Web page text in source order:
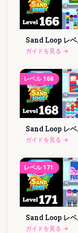
Sand Loop レ
ガイドを見る →
レベル168
Sand Loop レ
ガイドを見る →
レベル171
Sand Loop レ
ガイドを見る →